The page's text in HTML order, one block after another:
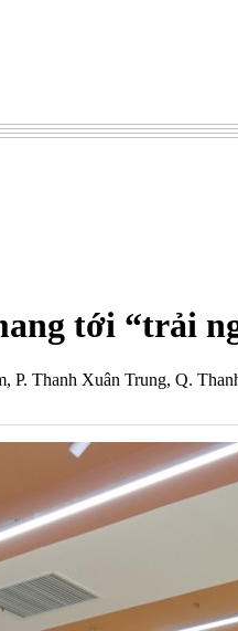
tới “trải
Thanh Xuân Trung, Q.